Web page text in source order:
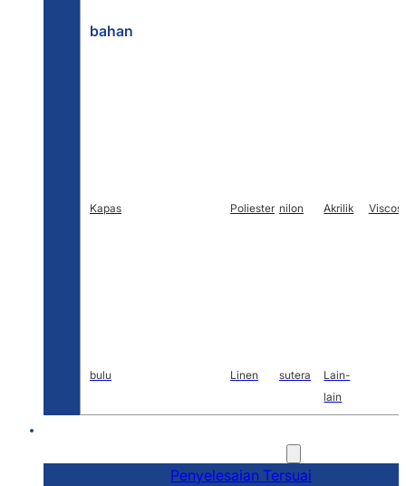
bahan
Kapas Poliester nilon Akrilik
bulu Linen sutera
Lain-
lain
Penyelesaian Tersuai